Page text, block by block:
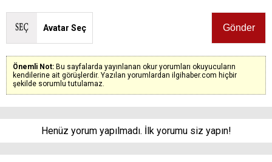
Avatar Seç
Önemli Not: Bu sayfalarda yayınlanan okur yorumları okuyucuların
kendilerine ait görüşlerdir. Yazılan yorumlardan ilgihaber.com hiçbir
şekilde sorumlu tutulamaz.
Henüz yorum yapılmadı. İlk yorumu siz yapın!